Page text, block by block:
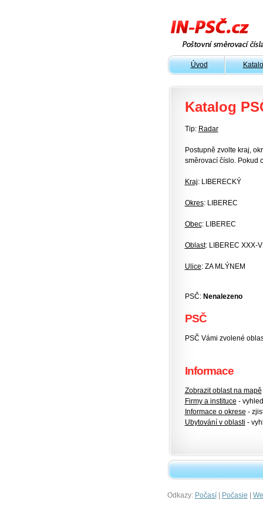
Úvod
Katalog
Tip: Radar
Postupně zvolte kraj,
směrovací číslo. Pokud
Kraj: LIBERECKÝ
Okres: LIBEREC
Obec: LIBEREC
Oblast: LIBEREC XXX-
Ulice: ZA MLÝNEM
PSČ: Nenalezeno
PSČ
PSČ Vámi zvolené
Informace
Zobrazit oblast na mapě
Firmy a instituce -
Informace o okrese -
Ubytování v oblasti -
Odkazy: Počasí| Počasie |